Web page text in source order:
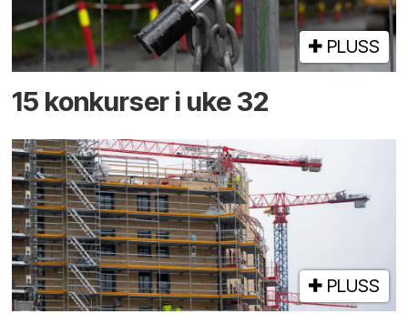
PLUSS
15 konkurser i uke 32
PLUSS